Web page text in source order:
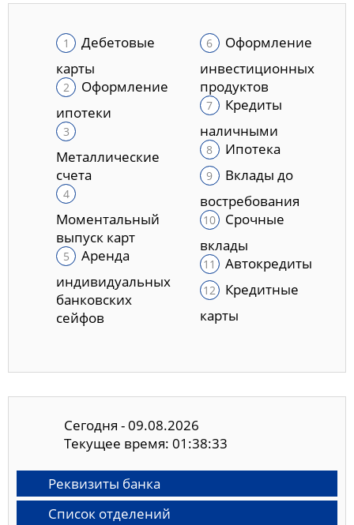
Дебетовые
карты
Оформление
ипотеки
Металлические
счета
Моментальный
выпуск карт
Аренда
индивидуальных
банковских
сейфов
Оформление
инвестиционных
продуктов
Кредиты
наличными
Ипотека
Вклады до
востребования
Срочные
вклады
Автокредиты
Кредитные
карты
Сегодня - 09.08.2026
Текущее время: 01:38:33
Реквизиты банка
Список отделений